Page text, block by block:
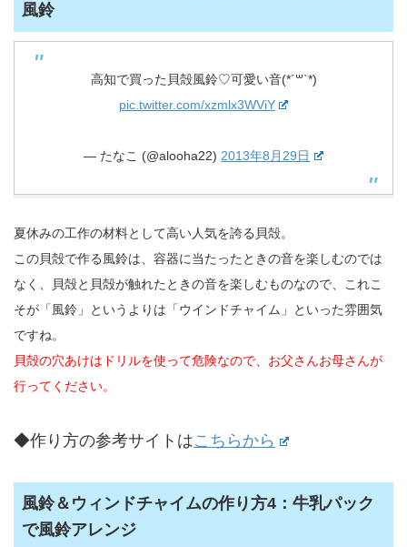
風鈴
高知で買った貝殻風鈴♡可愛い音(*´꒳`*)
pic.twitter.com/xzmlx3WViY
— たなこ (@alooha22)2013年8月29日
夏休みの工作の材料として高い人気を誇る貝殻。
この貝殻で作る風鈴は、容器に当たったときの音を楽しむのでは
なく、貝殻と貝殻が触れたときの音を楽しむものなので、これこ
そが「風鈴」というよりは「ウインドチャイム」といった雰囲気
ですね。
貝殻の穴あけはドリルを使って危険なので、お父さんお母さんが
行ってください。
◆作り方の参考サイトはこちらから
風鈴＆ウィンドチャイムの作り方4：牛乳パック
で風鈴アレンジ